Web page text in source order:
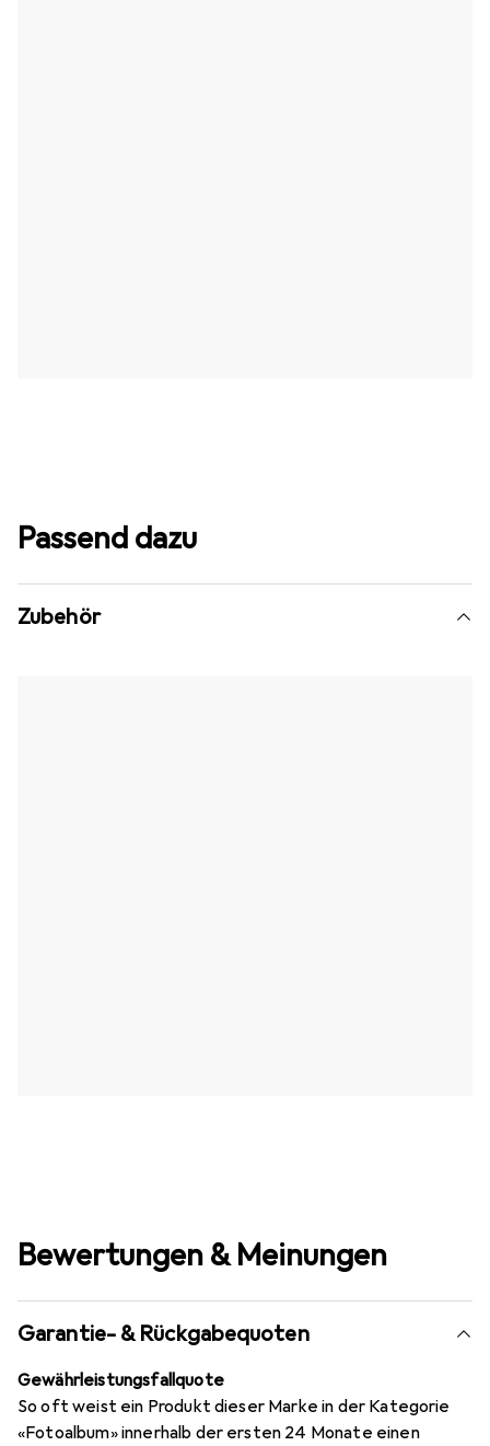
Passend dazu
Zubehör
Bewertungen & Meinungen
Garantie- & Rückgabequoten
Gewährleistungsfallquote
So oft weist ein Produkt dieser Marke in der Kategorie
«Fotoalbum» innerhalb der ersten 24 Monate einen